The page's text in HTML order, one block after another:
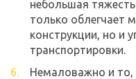
небольшая
только облегчает
конструкции, но и
транспортировки.
Немаловажно и то,